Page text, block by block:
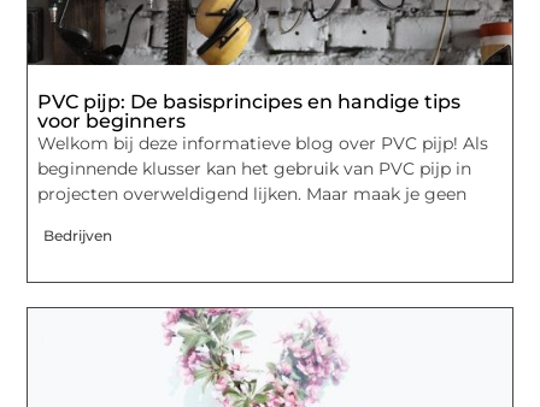
PVC pijp: De basisprincipes en handige tips
voor beginners
Welkom bij deze informatieve blog over PVC pijp! Als
beginnende klusser kan het gebruik van PVC pijp in
projecten overweldigend lijken. Maar maak je geen
Bedrijven